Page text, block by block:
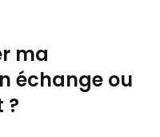
ma
échange ou
?